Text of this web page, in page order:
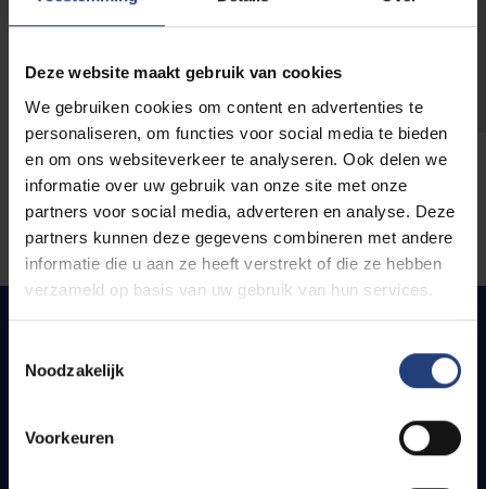
Deze website maakt gebruik van cookies
We gebruiken cookies om content en advertenties te
personaliseren, om functies voor social media te bieden
en om ons websiteverkeer te analyseren. Ook delen we
informatie over uw gebruik van onze site met onze
partners voor social media, adverteren en analyse. Deze
partners kunnen deze gegevens combineren met andere
informatie die u aan ze heeft verstrekt of die ze hebben
verzameld op basis van uw gebruik van hun services.
Noodzakelijk
Voorkeuren
Snel naar